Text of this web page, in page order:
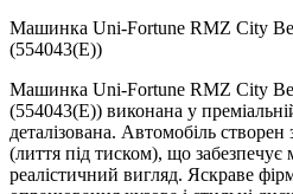
Машинка Uni-Fortune RMZ City
(554043(E))
Машинка Uni-Fortune RMZ City
(554043(E)) виконана у
деталізована. Автомобіль
(лиття під тиском), що
реалістичний вигляд. Яскраве